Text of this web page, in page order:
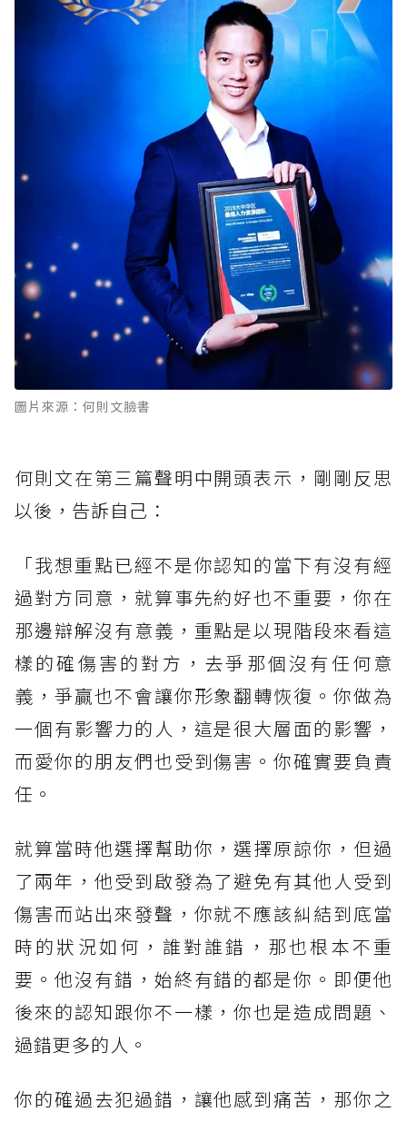
圖片來源：何則文臉書
何則文在第三篇聲明中開頭表示，剛剛反思
以後，告訴自己：
「我想重點已經不是你認知的當下有沒有經
過對方同意，就算事先約好也不重要，你在
那邊辯解沒有意義，重點是以現階段來看這
樣的確傷害的對方，去爭那個沒有任何意
義，爭贏也不會讓你形象翻轉恢復。你做為
一個有影響力的人，這是很大層面的影響，
而愛你的朋友們也受到傷害。你確實要負責
任。
就算當時他選擇幫助你，選擇原諒你，但過
了兩年，他受到啟發為了避免有其他人受到
傷害而站出來發聲，你就不應該糾結到底當
時的狀況如何，誰對誰錯，那也根本不重
要。他沒有錯，始終有錯的都是你。即便他
後來的認知跟你不一樣，你也是造成問題、
過錯更多的人。
你的確過去犯過錯，讓他感到痛苦，那你之